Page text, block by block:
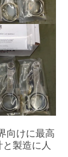
向けに最高
製造に人